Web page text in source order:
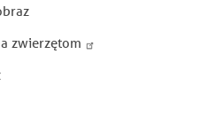
zwierzętom